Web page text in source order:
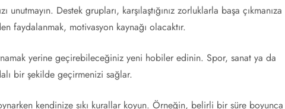
unutmayın. Destek grupları, karşılaştığınız zorluklarla başa çıkmanıza
faydalanmak, motivasyon kaynağı olacaktır.
yerine geçirebileceğiniz yeni hobiler edinin. Spor, sanat ya da
bir şekilde geçirmenizi sağlar.
kendinize sıkı kurallar koyun. Örneğin, belirli bir süre boyunca